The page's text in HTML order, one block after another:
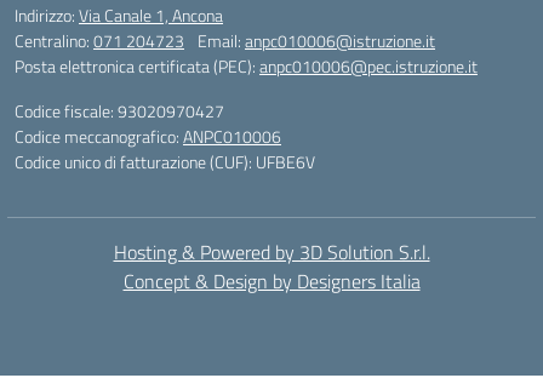
Indirizzo:Via Canale 1, Ancona
Centralino:071 204723 Email:anpc010006@istruzione.it
Posta elettronica certificata (PEC):anpc010006@pec.istruzione.it
Codice fiscale: 93020970427
Codice meccanografico:ANPC010006
Codice unico di fatturazione (CUF): UFBE6V
Hosting & Powered by 3D Solution S.r.l.
Concept & Design by Designers Italia